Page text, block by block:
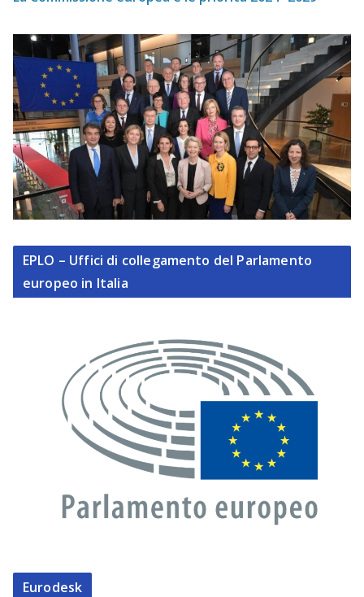
EPLO – Uffici di collegamento del Parlamento
europeo in Italia
Eurodesk